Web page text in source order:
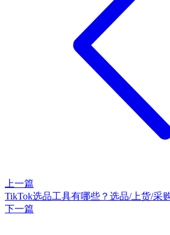
上一篇
TikTok选品工具有哪些？选品/上货/采
下一篇